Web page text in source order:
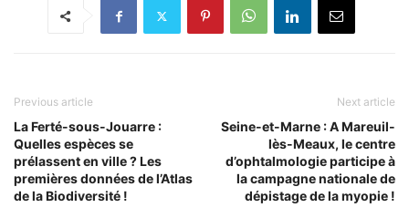
Previous article
La Ferté-sous-Jouarre :
Quelles espèces se
prélassent en ville ? Les
premières données de l’Atlas
de la Biodiversité !
Next article
Seine-et-Marne : A Mareuil-
lès-Meaux, le centre
d’ophtalmologie participe à
la campagne nationale de
dépistage de la myopie !